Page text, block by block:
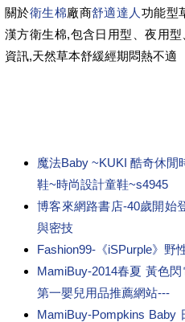
關於衛生棉廠商舒適達人 功能型
漢方衛生棉,包含日用型、夜用
資訊,天然草本舒緩經期悶熱不適
魔法Baby ~KUKI 酷奇休
鞋~時尚設計童鞋~s4945
博客來網路書店-40歲開始
與密技
Fashion99-《iSPurple》野
MamiBuy-2014春夏 黃色
第一嬰兒用品推薦網站---
MamiBuy-Pompkins